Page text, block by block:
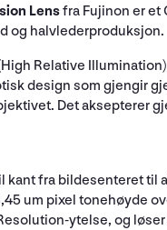
Lensfra Fujinon er et
og halvlederproduksjon.
Relative
design som gjengir
Det aksepterer
fra bildesenteret
um pixel tonehøyde
ytelse, og løser